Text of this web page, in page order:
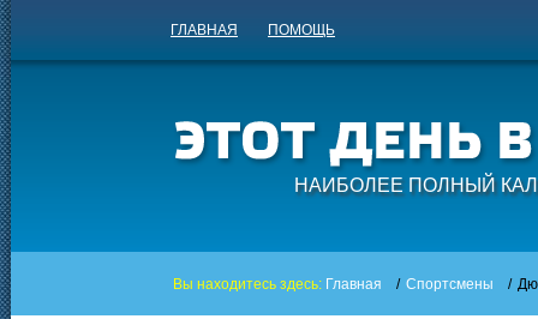
ГЛАВНАЯ ПОМОЩЬ
НАИБОЛЕЕ ПОЛНЫЙ
Вы находитесь здесь: Главная / Спортсмены /